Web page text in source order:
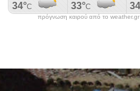
πρόγνωση καιρού από το weather.gr